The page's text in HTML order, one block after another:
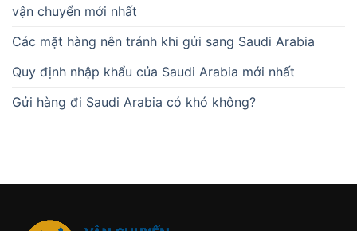
vận chuyển mới nhất
Các mặt hàng nên tránh khi gửi sang Saudi Arabia
Quy định nhập khẩu của Saudi Arabia mới nhất
Gửi hàng đi Saudi Arabia có khó không?